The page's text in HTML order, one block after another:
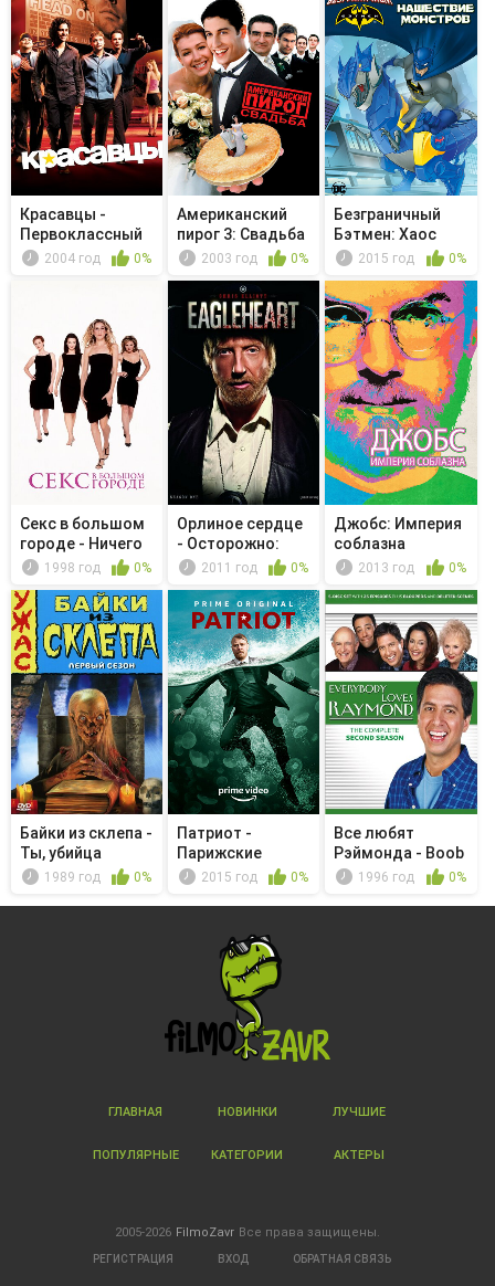
Красавцы -
Первоклассный
подонок
2004 год 0%
Американский
пирог 3: Свадьба
2003 год 0%
Безграничный
Бэтмен: Хаос
2015 год 0%
Секс в большом
городе - Ничего
не спр...
1998 год 0%
Орлиное сердце
- Осторожно:
Пумы2011 год 0%
Джобс: Империя
соблазна
2013 год 0%
Байки из склепа -
Ты, убийца
1989 год 0%
Патриот -
Парижские
пистолеты
2015 год 0%
Все любят
Рэймонда - Boob
Job1996 год 0%
ГЛАВНАЯ НОВИНКИ ЛУЧШИЕ
ПОПУЛЯРНЫЕ КАТЕГОРИИ АКТЕРЫ
2005-2026 FilmoZavr Все права защищены.
РЕГИСТРАЦИЯ ВХОД ОБРАТНАЯ СВЯЗЬ